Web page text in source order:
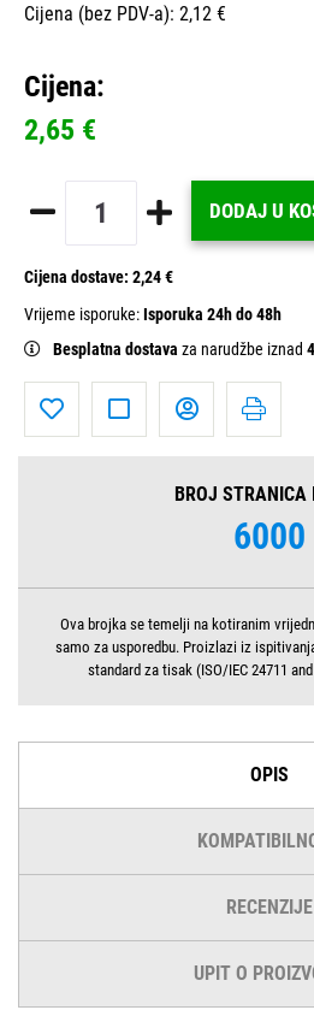
Cijena (bez PDV-a): 2,12 €
Cijena:
2,65 €
DODAJ U
Cijena dostave: 2,24 €
Vrijeme isporuke:Isporuka 24h do 48h
Besplatna dostava za narudžbe iznad
BROJ STRANICA
6000
Ova brojka se temelji na kotiranim
samo za usporedbu. Proizlazi iz
standard za tisak (ISO/IEC 24711
OPIS
RECENZIJE
UPIT O